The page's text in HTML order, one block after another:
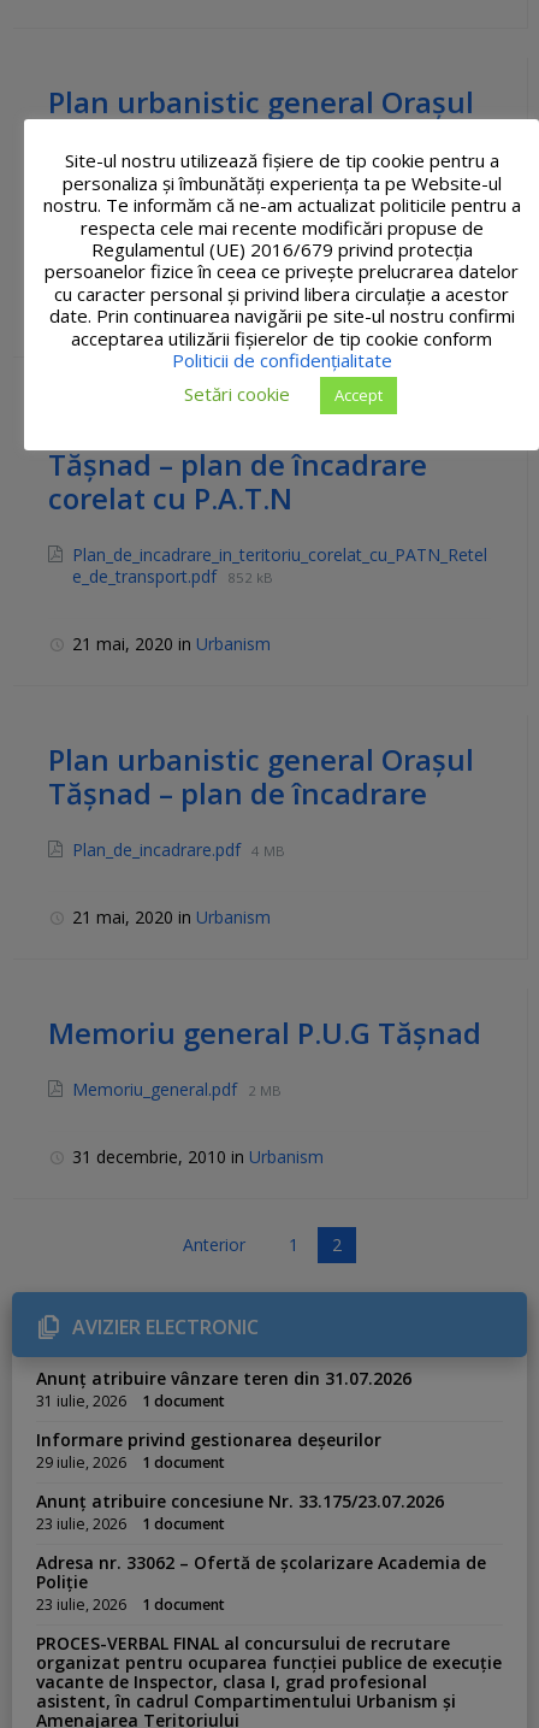
Plan urbanistic general Orașul
urbanistice
Reglementari_urbanistice-zonificare-
Blaja_V.Morii_Ratiu.pdf 1 MB
21 mai, 2020inUrbanism
Tășnad – plan de încadrare
corelat cu P.A.T.N
Plan_de_incadrare_in_teritoriu_corelat_cu_PATN_Retel
e_de_transport.pdf 852 kB
21 mai, 2020 in Urbanism
Plan urbanistic general Orașul
Tășnad – plan de încadrare
Plan_de_incadrare.pdf 4 MB
21 mai, 2020 in Urbanism
Memoriu general P.U.G Tășnad
Memoriu_general.pdf 2 MB
31 decembrie, 2010 in Urbanism
g
n
Anterior 1 2
AVIZIER ELECTRONIC
Anunț atribuire vânzare teren din 31.07.2026
31 iulie, 2026 1 document
Informare privind gestionarea deșeurilor
29 iulie, 2026 1 document
Anunț atribuire concesiune Nr. 33.175/23.07.2026
23 iulie, 2026 1 document
Adresa nr. 33062 – Ofertă de școlarizare Academia de
Poliție
23 iulie, 2026 1 document
PROCES-VERBAL FINAL al concursului de recrutare
organizat pentru ocuparea funcției publice de execuție
vacante de Inspector, clasa I, grad profesional
asistent, în cadrul Compartimentului Urbanism și
Amenajarea Teritoriului
Site-ul nostru utilizează fişiere de tip cookie pentru a
personaliza și îmbunătăți experiența ta pe Website-ul
nostru. Te informăm că ne-am actualizat politicile pentru a
respecta cele mai recente modificări propuse de
Regulamentul (UE) 2016/679 privind protecția
persoanelor fizice în ceea ce privește prelucrarea datelor
cu caracter personal și privind libera circulație a acestor
date. Prin continuarea navigării pe site-ul nostru confirmi
acceptarea utilizării fişierelor de tip cookie conform
Politicii de confidențialitate
Setări cookie
Accept